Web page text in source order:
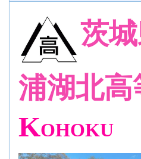
茨
浦湖北
KOHOKU